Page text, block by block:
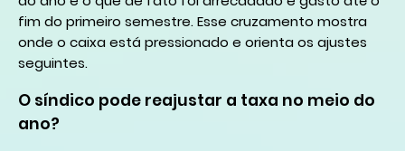
fim do primeiro semestre. Esse cruzamento mostra
onde o caixa está pressionado e orienta os ajustes
seguintes.
O síndico pode reajustar a taxa no meio do
ano?